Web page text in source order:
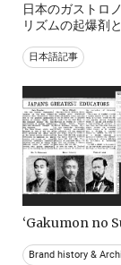
日本のガストロ
リズムの起爆剤
日本語記事
‘Gakumon no
Brand history &